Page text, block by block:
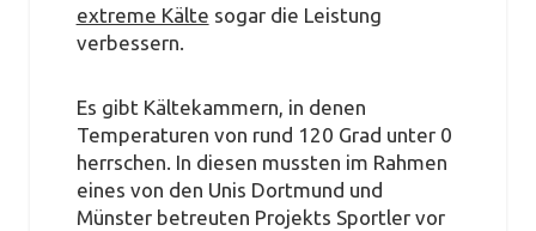
extreme Kälte sogar die Leistung
verbessern.
Es gibt Kältekammern, in denen
Temperaturen von rund 120 Grad unter 0
herrschen. In diesen mussten im Rahmen
eines von den Unis Dortmund und
Münster betreuten Projekts Sportler vor